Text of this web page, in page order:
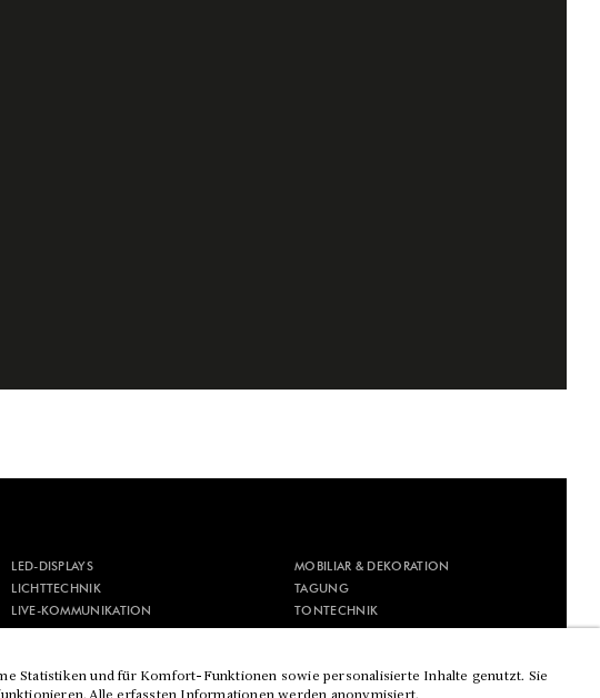
LED-DISPLAYS
LICHTTECHNIK
LIVE-KOMMUNIKATION
MOBILIAR & DEKORATION
TAGUNG
TONTECHNIK
Statistiken und für Komfort-Funktionen sowie personalisierte Inhalte genutzt. Sie